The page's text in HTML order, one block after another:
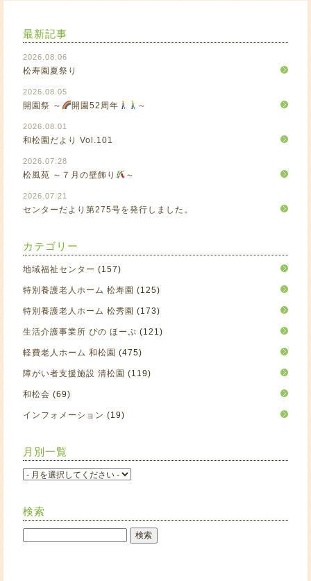
最新記事
2026.08.06
松寿園夏祭り
2026.08.05
開園祭 ～ 開園52周年 ～
2026.08.01
和松園だより Vol.101
2026.07.28
松風苑 ～７月の壁飾り ～
2026.07.21
センターだより第275号を発行しました。
カテゴリー
地域福祉センター (157)
特別養護老人ホーム 松寿園 (125)
特別養護老人ホーム 松秀園 (173)
生活介護事業所 ぴの ほーぷ (121)
軽費老人ホーム 和松園 (475)
障がい者支援施設 清松園 (119)
和松会 (69)
インフォメーション (19)
月別一覧
検索